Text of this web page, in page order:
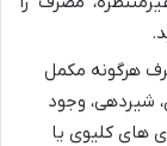
هرگونه مکمل
شیردهی، وجود
های کلیوی یا